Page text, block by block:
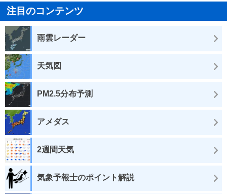
注目のコンテンツ
雨雲レーダー
天気図
PM2.5分布予測
アメダス
2週間天気
気象予報士のポイント解説